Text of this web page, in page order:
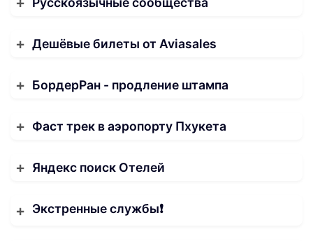
Дешёвые билеты от Aviasales
БордерРан - продление штампа
Фаст трек в аэропорту Пхукета
Яндекс поиск Отелей
Экстренные службы❗️